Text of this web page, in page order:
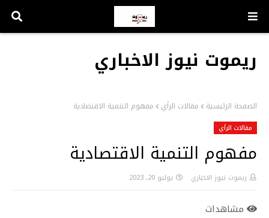
ريموت نيوز الاخباري
الصفحة الرئيسية مقالات الرأي مفهوم التنمية الاقتصادية
مقالات الرأي
مفهوم التنمية الاقتصادية
ريموت نيوز الاخباري يوليو 20, 2023
مشاهدات